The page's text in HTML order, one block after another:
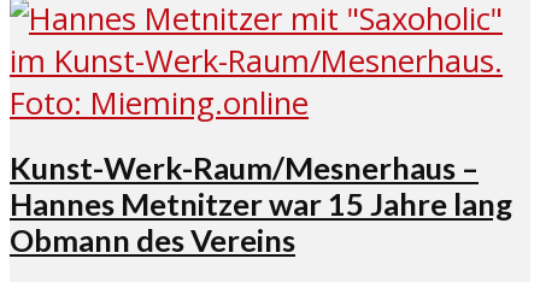
Kunst-Werk-Raum/Mesnerhaus –
Hannes Metnitzer war 15 Jahre lang
Obmann des Vereins